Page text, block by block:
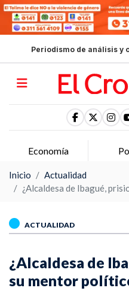
Periodismo de análisis y
Economía
Inicio
Actualidad
¿Alcaldesa de Ibagué,
ACTUALIDAD
¿Alcaldesa de
su mentor